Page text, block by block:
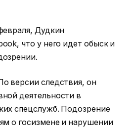
Дудкин
что у него идет обыск и
версии следствия, он
деятельности в
спецслужб. Подозрение
о госизмене и нарушении